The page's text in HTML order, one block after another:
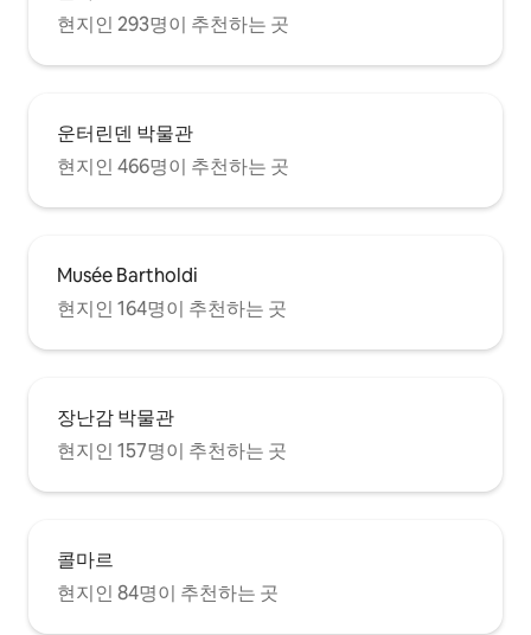
현지인 293명이 추천하는 곳
운터린덴 박물관
현지인 466명이 추천하는 곳
Musée Bartholdi
현지인 164명이 추천하는 곳
장난감 박물관
현지인 157명이 추천하는 곳
콜마르
현지인 84명이 추천하는 곳